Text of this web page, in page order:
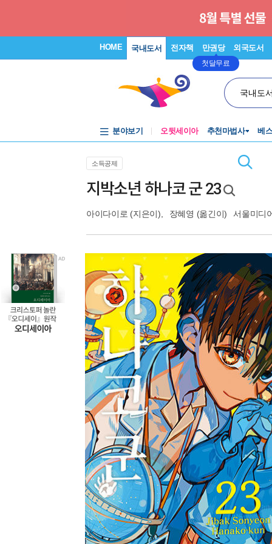
HOME 국내도서 전자책 만권당
첫달무료
외국도서
국내도
분야보기 오뒷세이아 추천마법사 베
소득공제
지박소년 하나코 군 23
아이다이로 (지은이), 장혜영 (옮긴이) 서울미디